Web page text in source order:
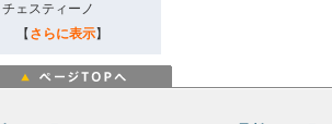
チェスティーノ
【 さらに表示】